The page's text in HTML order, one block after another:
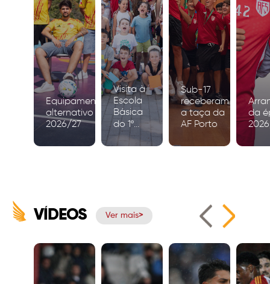
Equipamento
alternativo
2026/27
Visita à
Escola
Básica
do 1º
Ciclo de
Igreja
Sub-17
receberam
a taça da
AF Porto
da
VÍDEOS Ver mais